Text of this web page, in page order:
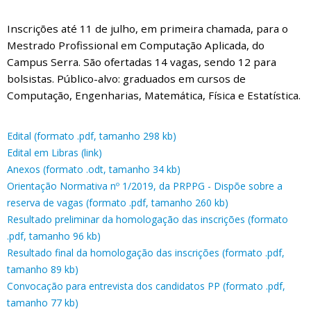
Inscrições até 11 de julho, em primeira chamada, para o
Mestrado Profissional em Computação Aplicada, do
Campus Serra. São ofertadas 14 vagas, sendo 12 para
bolsistas. Público-alvo: graduados em cursos de
Computação, Engenharias, Matemática, Física e Estatística.
Edital (formato .pdf, tamanho 298 kb)
Edital em Libras (link)
Anexos (formato .odt, tamanho 34 kb)
Orientação Normativa nº 1/2019, da PRPPG - Dispõe sobre a
reserva de vagas (formato .pdf, tamanho 260 kb)
Resultado preliminar da homologação das inscrições (formato
.pdf, tamanho 96 kb)
Resultado final da homologação das inscrições (formato .pdf,
tamanho 89 kb)
Convocação para entrevista dos candidatos PP (formato .pdf,
tamanho 77 kb)